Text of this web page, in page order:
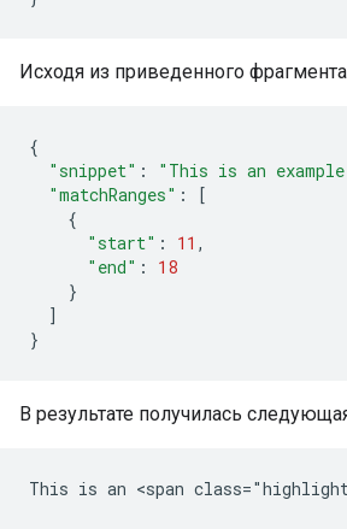
Исходя из приведенного
{
"snippet" : "This is an
"matchRanges" :
[
{
"start" : 11 ,
"end" :
18
}
]
}
В результате получилась